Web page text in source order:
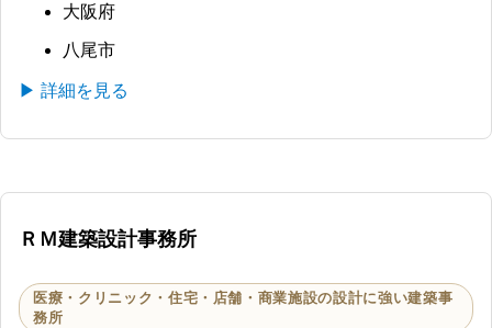
大阪府
八尾市
▶ 詳細を見る
ＲＭ建築設計事務所
医療・クリニック・住宅・店舗・商業施設の設計に強い建築事
務所